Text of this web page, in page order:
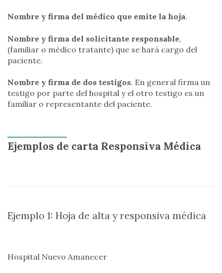
Nombre y firma del médico que emite la hoja.
Nombre y firma del solicitante responsable,
(familiar o médico tratante) que se hará cargo del
paciente.
Nombre y firma de dos testigos. En general firma un
testigo por parte del hospital y el otro testigo es un
familiar o representante del paciente.
Ejemplos de carta Responsiva Médica
Ejemplo 1: Hoja de alta y responsiva médica
Hospital Nuevo Amanecer